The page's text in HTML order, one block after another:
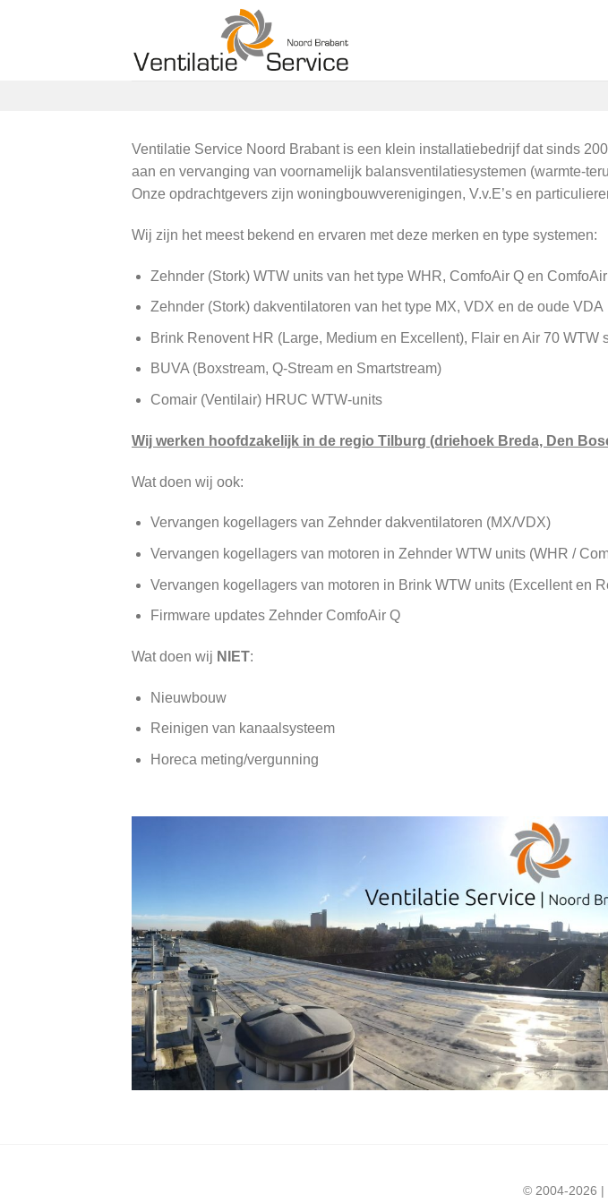
Ventilatie Service Noord Brabant is een klein installatiebedrijf dat sinds
aan en vervanging van voornamelijk balansventilatiesystemen (warmte-
Onze opdrachtgevers zijn woningbouwverenigingen, V.v.E’s en
Wij zijn het meest bekend en ervaren met deze merken en type systemen:
Zehnder (Stork) WTW units van het type WHR, ComfoAir Q en
Zehnder (Stork) dakventilatoren van het type MX, VDX en de oude VDA
Brink Renovent HR (Large, Medium en Excellent), Flair en Air 70 WTW
BUVA (Boxstream, Q-Stream en Smartstream)
Comair (Ventilair) HRUC WTW-units
Wij werken hoofdzakelijk in de regio Tilburg (driehoek Breda, Den
Wat doen wij ook:
Vervangen kogellagers van Zehnder dakventilatoren (MX/VDX)
Vervangen kogellagers van motoren in Zehnder WTW units (WHR /
Vervangen kogellagers van motoren in Brink WTW units (Excellent en
Firmware updates Zehnder ComfoAir Q
Wat doen wij NIET:
Nieuwbouw
Reinigen van kanaalsysteem
Horeca meting/vergunning
© 2004-2026 |